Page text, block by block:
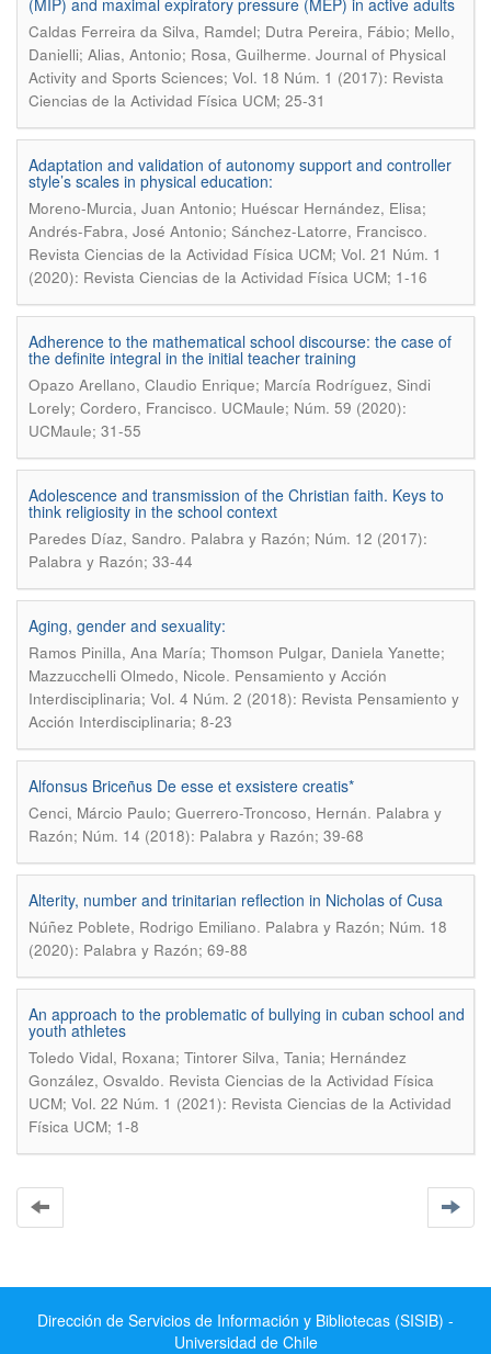
(MIP) and maximal expiratory pressure (MEP) in active adults
Caldas Ferreira da Silva, Ramdel; Dutra Pereira, Fábio; Mello,
Danielli; Alias, Antonio; Rosa, Guilherme. Journal of Physical
Activity and Sports Sciences; Vol. 18 Núm. 1 (2017): Revista
Ciencias de la Actividad Física UCM; 25-31
Adaptation and validation of autonomy support and controller
style’s scales in physical education:
Moreno-Murcia, Juan Antonio; Huéscar Hernández, Elisa;
Andrés-Fabra, José Antonio; Sánchez-Latorre, Francisco.
Revista Ciencias de la Actividad Física UCM; Vol. 21 Núm. 1
(2020): Revista Ciencias de la Actividad Física UCM; 1-16
Adherence to the mathematical school discourse: the case of
the definite integral in the initial teacher training
Opazo Arellano, Claudio Enrique; Marcía Rodríguez, Sindi
Lorely; Cordero, Francisco. UCMaule; Núm. 59 (2020):
UCMaule; 31-55
Adolescence and transmission of the Christian faith. Keys to
think religiosity in the school context
Paredes Díaz, Sandro. Palabra y Razón; Núm. 12 (2017):
Palabra y Razón; 33-44
Aging, gender and sexuality:
Ramos Pinilla, Ana María; Thomson Pulgar, Daniela Yanette;
Mazzucchelli Olmedo, Nicole. Pensamiento y Acción
Interdisciplinaria; Vol. 4 Núm. 2 (2018): Revista Pensamiento y
Acción Interdisciplinaria; 8-23
Alfonsus Briceñus De esse et exsistere creatis*
Cenci, Márcio Paulo; Guerrero-Troncoso, Hernán. Palabra y
Razón; Núm. 14 (2018): Palabra y Razón; 39-68
Alterity, number and trinitarian reflection in Nicholas of Cusa
Núñez Poblete, Rodrigo Emiliano. Palabra y Razón; Núm. 18
(2020): Palabra y Razón; 69-88
An approach to the problematic of bullying in cuban school and
youth athletes
Toledo Vidal, Roxana; Tintorer Silva, Tania; Hernández
González, Osvaldo. Revista Ciencias de la Actividad Física
UCM; Vol. 22 Núm. 1 (2021): Revista Ciencias de la Actividad
Física UCM; 1-8
Dirección de Servicios de Información y Bibliotecas (SISIB) -
Universidad de Chile